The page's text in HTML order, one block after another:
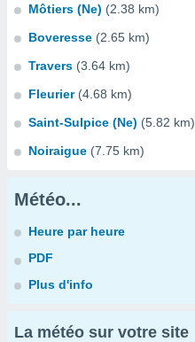
Môtiers (Ne) (2.38 km)
Boveresse (2.65 km)
Travers (3.64 km)
Fleurier (4.68 km)
Saint-Sulpice (Ne) (5.82 km)
Noiraigue (7.75 km)
Météo...
Heure par heure
PDF
Plus d'info
La météo sur votre site